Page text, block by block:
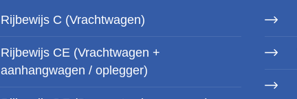
Rijbewijs C (Vrachtwagen)
Rijbewijs CE (Vrachtwagen +
aanhangwagen / oplegger)